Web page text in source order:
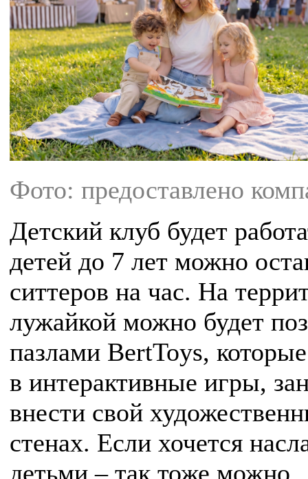
Фото: предоставлено
Детский клуб будет
детей до 7 лет можно
ситтеров на час. На
лужайкой можно будет
пазлами BertToys,
в интерактивные игры,
внести свой
стенах. Если хочется
детьми – так тоже можно.